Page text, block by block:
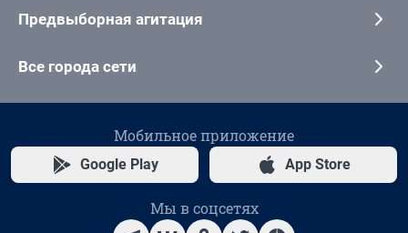
Предвыборная агитация
Все города сети
Мобильное приложение
Google Play App Store
Мы в соцсетях